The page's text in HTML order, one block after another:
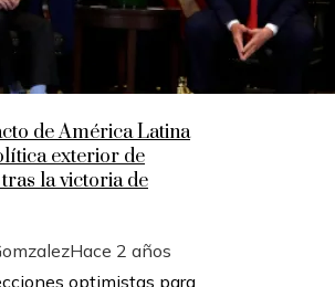
de América Latina
exterior de
la victoria de
Hace 2 años